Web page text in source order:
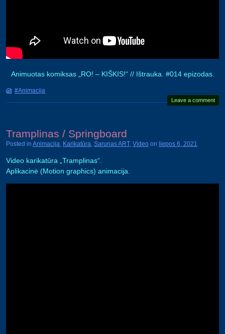
Animuotas komiksas „RO! – KIŠKIS!“ // Ištrauka. #014 epizodas.
#Animacija
Leave a comment
Tramplinas / Springboard
Posted in Animacija, Karikatūra, Sarunas ART, Video on liepos 6, 2021
Video karikatūra „Tramplinas“.
Aplikacinė (Motion graphics) animacija.